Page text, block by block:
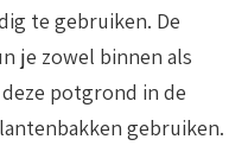
te gebruiken. De
je zowel binnen als
potgrond in de
gebruiken.